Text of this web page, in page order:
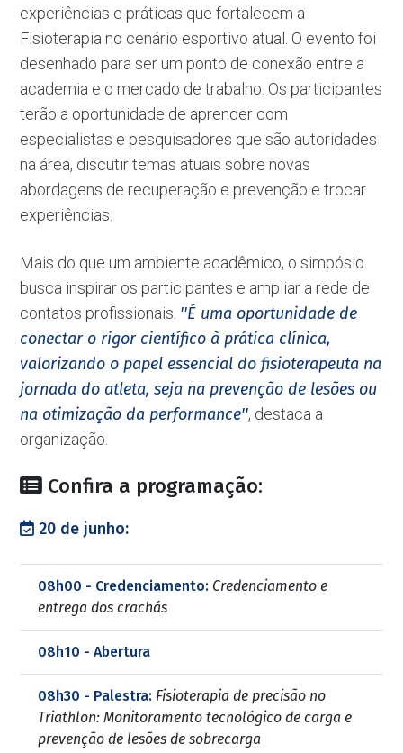
experiências e práticas que fortalecem a
Fisioterapia no cenário esportivo atual. O evento foi
desenhado para ser um ponto de conexão entre a
academia e o mercado de trabalho. Os participantes
terão a oportunidade de aprender com
especialistas e pesquisadores que são autoridades
na área, discutir temas atuais sobre novas
abordagens de recuperação e prevenção e trocar
experiências.
Mais do que um ambiente acadêmico, o simpósio
busca inspirar os participantes e ampliar a rede de
contatos profissionais. ''É uma oportunidade de
conectar o rigor científico à prática clínica,
valorizando o papel essencial do fisioterapeuta na
jornada do atleta, seja na prevenção de lesões ou
na otimização da performance'', destaca a
organização.
Confira a programação:
20 de junho:
08h00 - Credenciamento: Credenciamento e
entrega dos crachás
08h10 - Abertura
08h30 - Palestra: Fisioterapia de precisão no
Triathlon: Monitoramento tecnológico de carga e
prevenção de lesões de sobrecarga